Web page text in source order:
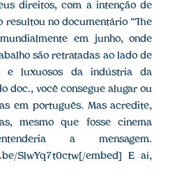
direitos, com a intenção de
resultou no documentário "The
em junho, onde
são retratadas ao lado de
e luxuosos da indústria da
doc., você consegue alugar ou
em português. Mas acredite,
mesmo que fosse cinema
a mensagem.
SlwYq7t0ctw[/embed] E aí,